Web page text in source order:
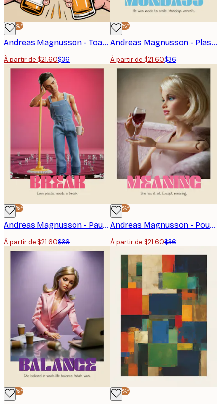
-40%*
Andreas Magnusson - Toast à la Bière Dorée Affiche
À partir de $21.60$36
-40%*
Andreas Magnusson - Plastic Life - Mondays Poster
À partir de $21.60$36
-40%*
Andreas Magnusson - Pause de la poupée fatiguée Affiche
À partir de $21.60$36
-40%*
Andreas Magnusson - Poupée blonde réfléchie Poster
À partir de $21.60$36
-40%* -40%*